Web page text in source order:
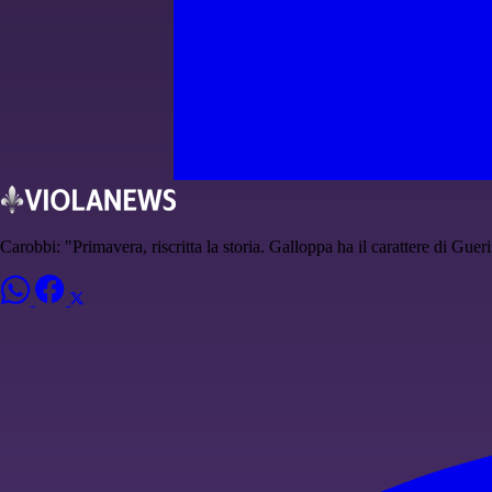
Carobbi: "Primavera, riscritta la storia. Galloppa ha il carattere di